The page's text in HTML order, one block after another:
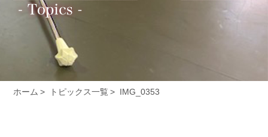
ホーム トピックス一覧 IMG_0353